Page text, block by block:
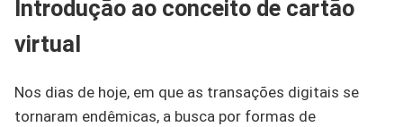
Introdução ao conceito de cartão
virtual
Nos dias de hoje, em que as transações digitais se
tornaram endêmicas, a busca por formas de